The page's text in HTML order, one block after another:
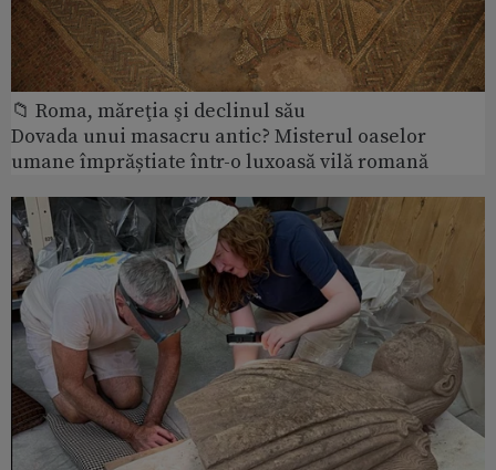
📁 Roma, măreţia şi declinul său
Dovada unui masacru antic? Misterul oaselor
umane împrăștiate într-o luxoasă vilă romană